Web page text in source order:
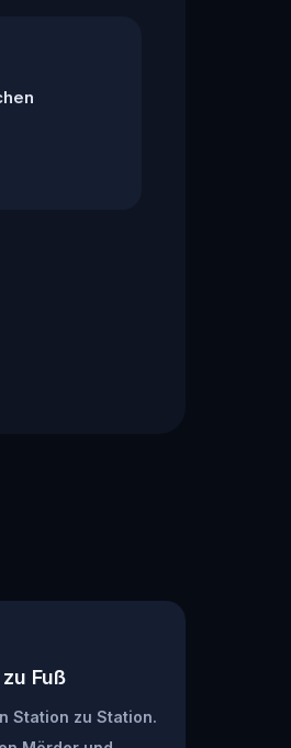
Fuß
Station zu Station.